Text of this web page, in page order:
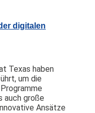
digitalen
Texas haben
um die
auch große
Ansätze